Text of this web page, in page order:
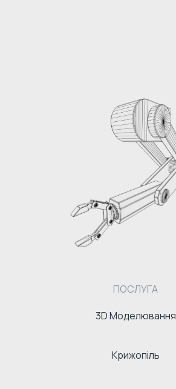
ПОСЛУГА
3D Моделювання
Крижопіль